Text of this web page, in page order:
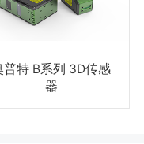
普特 B系列 3D传感
器